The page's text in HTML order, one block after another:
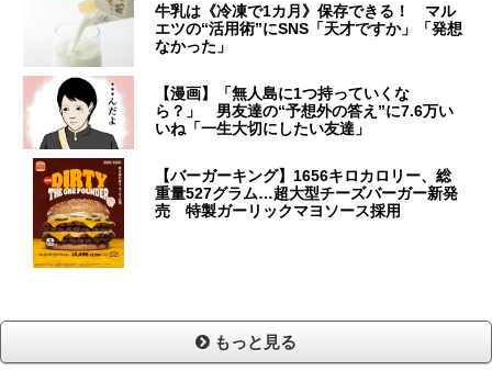
牛乳は《冷凍で1カ月》保存できる！ マル
エツの“活用術”にSNS「天才ですか」「発想
なかった」
【漫画】「無人島に1つ持っていくな
ら？」 男友達の“予想外の答え”に7.6万い
いね「一生大切にしたい友達」
【バーガーキング】1656キロカロリー、総
重量527グラム…超大型チーズバーガー新発
売 特製ガーリックマヨソース採用
もっと見る